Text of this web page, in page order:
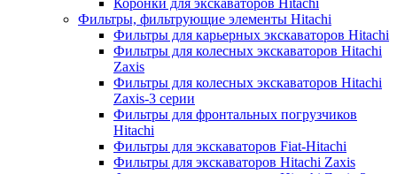
Коронки для экскаваторов Hitachi
Фильтры, фильтрующие элементы Hitachi
Фильтры для карьерных экскаваторов Hitachi
Фильтры для колесных экскаваторов Hitachi
Zaxis
Фильтры для колесных экскаваторов Hitachi
Zaxis-3 серии
Фильтры для фронтальных погрузчиков
Hitachi
Фильтры для экскаваторов Fiat-Hitachi
Фильтры для экскаваторов Hitachi Zaxis